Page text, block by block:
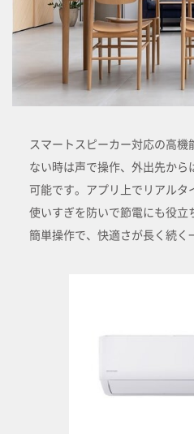
スマートスピーカー対応の高
ない時は声で操作、外出先か
可能です。アプリ上でリアルタ
使いすぎを防いで節電にも役立
簡単操作で、快適さが長く続く